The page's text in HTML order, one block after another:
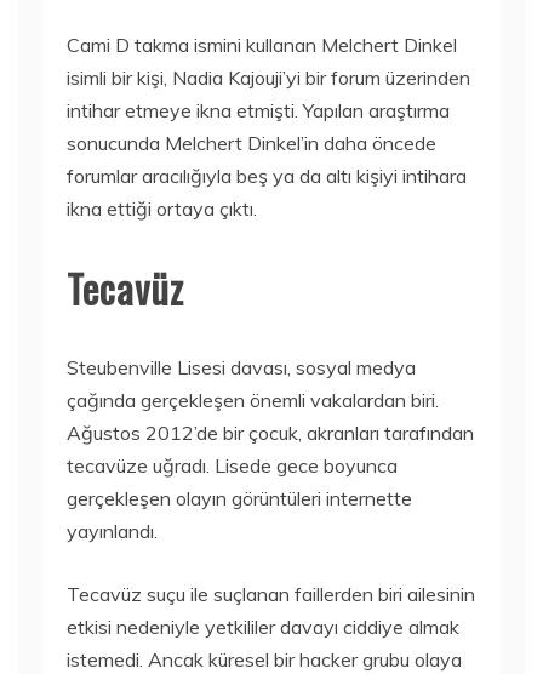
Cami D takma ismini kullanan Melchert Dinkel
isimli bir kişi, Nadia Kajouji’yi bir forum üzerinden
intihar etmeye ikna etmişti. Yapılan araştırma
sonucunda Melchert Dinkel’in daha öncede
forumlar aracılığıyla beş ya da altı kişiyi intihara
ikna ettiği ortaya çıktı.
Tecavüz
Steubenville Lisesi davası, sosyal medya
çağında gerçekleşen önemli vakalardan biri.
Ağustos 2012’de bir çocuk, akranları tarafından
tecavüze uğradı. Lisede gece boyunca
gerçekleşen olayın görüntüleri internette
yayınlandı.
Tecavüz suçu ile suçlanan faillerden biri ailesinin
etkisi nedeniyle yetkililer davayı ciddiye almak
istemedi. Ancak küresel bir hacker grubu olaya